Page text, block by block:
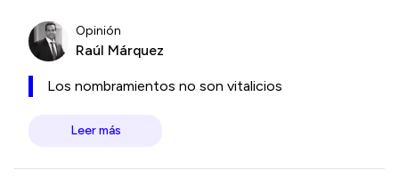
Opinión
Raúl Márquez
Los nombramientos no son vitalicios
Leer más